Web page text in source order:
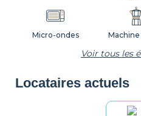
Micro-ondes Machine
Bouilloire
Voir tous les
Locataires actuels